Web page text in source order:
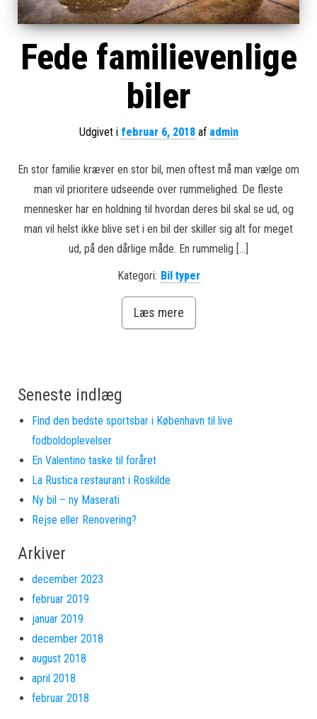
Fede familievenlige
biler
Udgivet i februar 6, 2018af admin
En stor familie kræver en stor bil, men oftest må man vælge om
man vil prioritere udseende over rummelighed. De fleste
mennesker har en holdning til hvordan deres bil skal se ud, og
man vil helst ikke blive set i en bil der skiller sig alt for meget
ud, på den dårlige måde. En rummelig […]
Kategori: Bil typer
Læs mere
Seneste indlæg
Find den bedste sportsbar i København til live
fodboldoplevelser
En Valentino taske til foråret
La Rustica restaurant i Roskilde
Ny bil – ny Maserati
Rejse eller Renovering?
Arkiver
december 2023
februar 2019
januar 2019
december 2018
august 2018
april 2018
februar 2018